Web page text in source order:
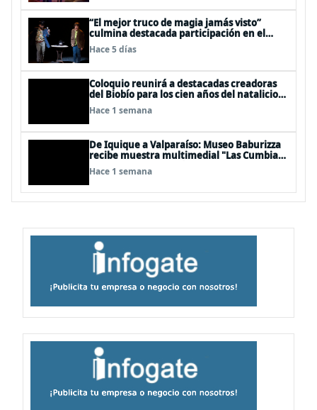
“El mejor truco de magia jamás visto”
culmina destacada participación en el
Festival Off Avignon 2026
Hace 5 días
Coloquio reunirá a destacadas creadoras
del Biobío para los cien años del natalicio
del artista textil y artesano tomecino
Héctor Herrera “El Pajarero”
Hace 1 semana
De Iquique a Valparaíso: Museo Baburizza
recibe muestra multimedial "Las Cumbias
que escuchamos allá arriba"
Hace 1 semana